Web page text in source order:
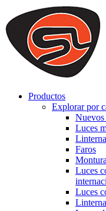
We use cookies to ensure
on our website. By
that cookies are used to
to offer you a better
you can disable cookies,
Productos
Explorar por
Nuevos
Luces
Faros
Luces
Luces